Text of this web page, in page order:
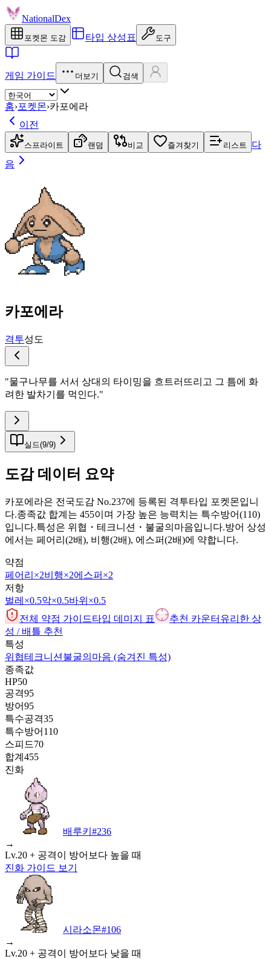
NationalDex
포켓몬 도감 타입 상성표 도구
게임 가이드 더보기 검색
홈›포켓몬›카포에라
이전
스프라이트 랜덤 비교 즐겨찾기 리스트
다
음
카포에라
격투성도
"물구나무를 서서 상대의 타이밍을 흐트러뜨리고 그 틈에 화
려한 발차기를 먹인다."
실드(9/9)
도감 데이터 요약
카포에라은 전국도감 No.237에 등록된 격투타입 포켓몬입니
다.종족값 합계는 455이며 가장 높은 능력치는 특수방어(110)
입니다.특성은 위협・테크니션・불굴의마음입니다.방어 상성
에서는 페어리(2배), 비행(2배), 에스퍼(2배)에 약합니다.
약점
페어리 ×2비행×2에스퍼 ×2
저항
벌레 ×0.5악×0.5바위 ×0.5
전체 약점 가이드타입 데미지 표 추천 카운터 유리한 상
성 / 배틀 추천
특성
위협테크니션 불굴의마음 (숨겨진 특성)
종족값
HP50
공격95
방어95
특수공격35
특수방어 110
스피드70
합계 455
진화
배루키 #236
→
Lv.20 + 공격이 방어보다 높을 때
진화 가이드 보기
시라소몬#106
→
Lv.20 + 공격이 방어보다 낮을 때